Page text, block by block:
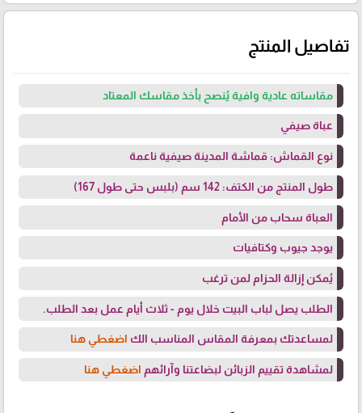
تفاصيل المنتج
مقاساته عادية وافية يُنصح بأخذ مقاسك المعتاد
عباة صيفي
نوع القماش: قماشة المدينة صيفية ناعمة
طول المنتج من الكتف: 142 سم (بلبس حتى طول 167)
العباة سحاب من الأمام
يوجد جيوب وكتافيات
يُمكن إزالة الحزام لمن ترغب
الطلب يصل لباب البيت خلال يوم - ثلاث أيام عمل بعد الطلب.
لمساعدتك بمعرفة المقاس المناسب الك اضغطي هنا
لمشاهدة تقييم الزبائن لبضاعتنا وآرائهم اضغطي هنا